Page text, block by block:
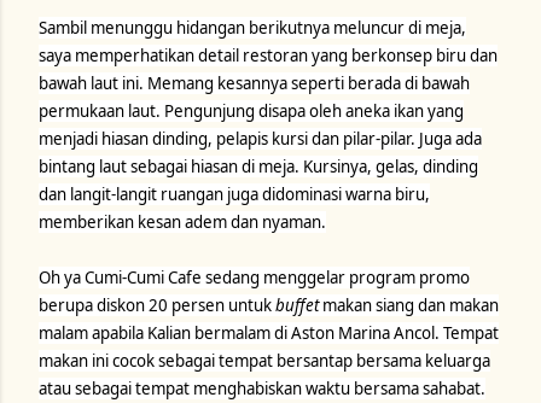
Sambil menunggu hidangan berikutnya meluncur di meja,
saya memperhatikan detail restoran yang berkonsep biru dan
bawah laut ini. Memang kesannya seperti berada di bawah
permukaan laut. Pengunjung disapa oleh aneka ikan yang
menjadi hiasan dinding, pelapis kursi dan pilar-pilar. Juga ada
bintang laut sebagai hiasan di meja. Kursinya, gelas, dinding
dan langit-langit ruangan juga didominasi warna biru,
memberikan kesan adem dan nyaman.
Oh ya Cumi-Cumi Cafe sedang menggelar program promo
berupa diskon 20 persen untukbuffetmakan siang dan makan
malam apabila Kalian bermalam di Aston Marina Ancol. Tempat
makan ini cocok sebagai tempat bersantap bersama keluarga
atau sebagai tempat menghabiskan waktu bersama sahabat.